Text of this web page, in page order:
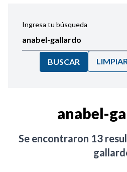
Ingresa tu búsqueda
BUSCAR
anabel-
Se encontraron 13